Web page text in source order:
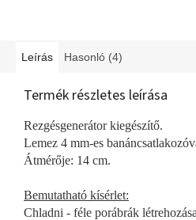
Leírás Hasonló (4)
Termék részletes leírása
Rezgésgenerátor kiegészítő.
Lemez 4 mm-es
Átmérője: 14 cm.
Bemutatható kísérlet:
Chladni - féle porábrák